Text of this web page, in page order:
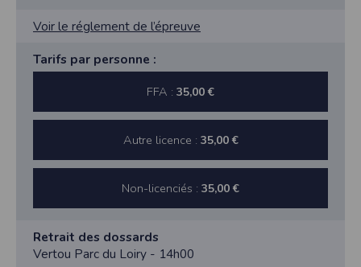
Voir le réglement de l’épreuve
Tarifs par personne :
FFA : 35,00 €
Autre licence : 35,00 €
Non-licenciés : 35,00 €
Retrait des dossards
Vertou Parc du Loiry - 14h00